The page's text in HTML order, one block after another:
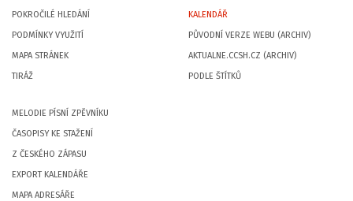
POKROČILÉ HLEDÁNÍ
PODMÍNKY VYUŽITÍ
MAPA STRÁNEK
TIRÁŽ
KALENDÁŘ
PŮVODNÍ VERZE WEBU (ARCHIV)
AKTUALNE.CCSH.CZ (ARCHIV)
PODLE ŠTÍTKŮ
MELODIE PÍSNÍ ZPĚVNÍKU
ČASOPISY KE STAŽENÍ
Z ČESKÉHO ZÁPASU
EXPORT KALENDÁŘE
MAPA ADRESÁŘE